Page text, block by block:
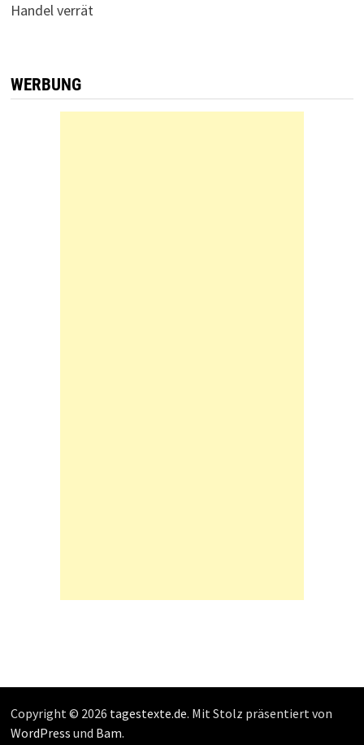
Handel verrät
WERBUNG
Copyright © 2026 tagestexte.de. Mit Stolz präsentiert von
WordPress und Bam.